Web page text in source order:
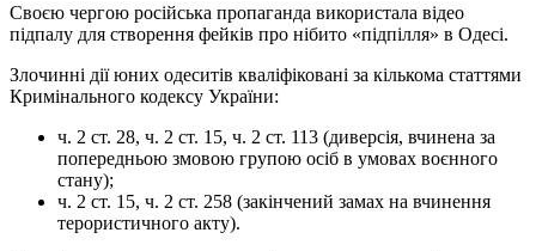
Своєю чергою російська пропаганда використала відео
підпалу для створення фейків про нібито «підпілля» в Одесі.
Злочинні дії юних одеситів кваліфіковані за кількома статтями
Кримінального кодексу України:
ч. 2 ст. 28, ч. 2 ст. 15, ч. 2 ст. 113 (диверсія, вчинена за
попередньою змовою групою осіб в умовах воєнного
стану);
ч. 2 ст. 15, ч. 2 ст. 258 (закінчений замах на вчинення
терористичного акту).